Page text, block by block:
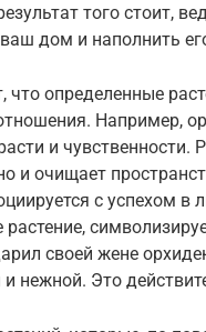
того стоит,
дом и наполнить
что определенные
Например,
и чувственности.
и очищает
с успехом
растение,
своей жене
нежной. Это